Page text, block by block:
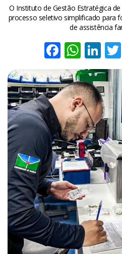
O Instituto de Gestão Estratégica
processo seletivo simplificado para
de assistência